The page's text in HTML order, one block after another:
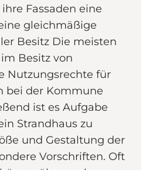
Fassaden eine
gleichmäßige
Besitz Die meisten
Besitz von
Nutzungsrechte für
bei der Kommune
ist es Aufgabe
Strandhaus zu
und Gestaltung der
Vorschriften. Oft